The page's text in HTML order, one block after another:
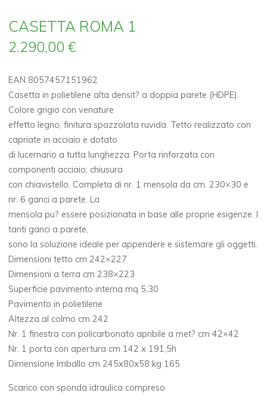
CASETTA ROMA 1
2.290,00€
EAN 8057457151962
Casetta in polietilene alta densit? a doppia parete (HDPE).
Colore grigio con venature
effetto legno, finitura spazzolata ruvida. Tetto realizzato con
capriate in acciaio e dotato
di lucernario a tutta lunghezza. Porta rinforzata con
componenti acciaio; chiusura
con chiavistello. Completa di nr. 1 mensola da cm. 230×30 e
nr. 6 ganci a parete. La
mensola pu? essere posizionata in base alle proprie esigenze. I
tanti ganci a parete,
sono la soluzione ideale per appendere e sistemare gli oggetti.
Dimensioni tetto cm 242×227
Dimensioni a terra cm 238×223
Superficie pavimento interna mq 5,30
Pavimento in polietilene
Altezza al colmo cm 242
Nr. 1 finestra con policarbonato apribile a met? cm 42×42
Nr. 1 porta con apertura cm 142 x 191,5h
Dimensione Imballo cm 245x80x58 kg 165
Scarico con sponda idraulica compreso